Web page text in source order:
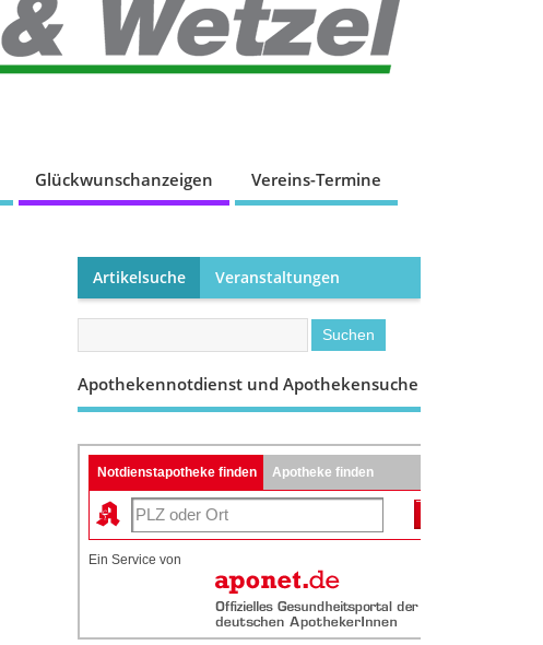
Glückwunschanzeigen Vereins-Termine
Artikelsuche Veranstaltungen
Apothekennotdienst und Apothekensuche
Notdienstapotheke finden Apotheke finden
Ein Service von